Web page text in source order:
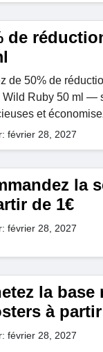
de
de 50% de
Wild Ruby 50 ml —
et
février 28, 2027
la
de 1€
février 28, 2027
la base
à partir
février 28, 2027